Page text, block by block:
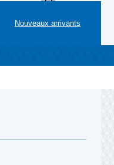
Nouveaux arrivants